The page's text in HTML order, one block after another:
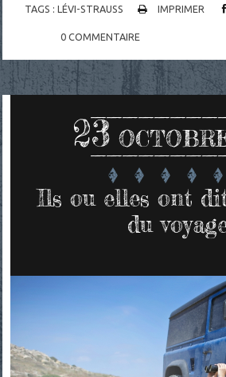
TAGS : LÉVI-STRAUSS IMPRIMER
0 COMMENTAIRE
23
Ils ou elles ont
du